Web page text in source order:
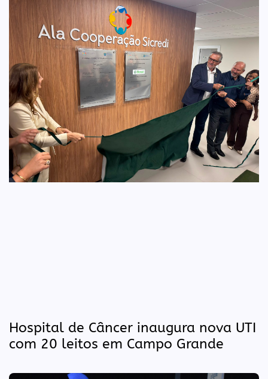
Hospital de Câncer inaugura nova UTI
com 20 leitos em Campo Grande